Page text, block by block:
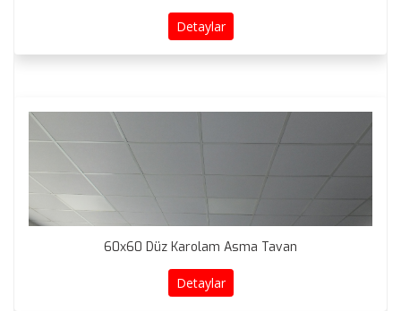
Detaylar
60x60 Düz Karolam Asma Tavan
Detaylar